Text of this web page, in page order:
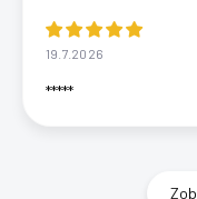
19.7.2026
*****